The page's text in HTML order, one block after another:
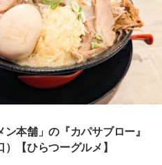
ン本舗」の『カパサブロー』
）【ひらつーグルメ】